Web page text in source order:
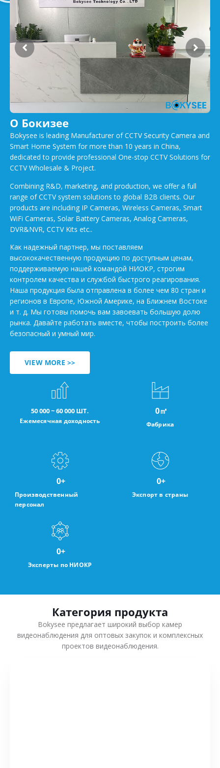
О Бокизее
Bokysee is leading Manufacturer of CCTV Security Camera and
Smart Home System for more than 10 years in China,
dedicated to provide professional One-stop CCTV Solutions for
CCTV Wholesale & Project.
Combining R&D, marketing, and production, we offer a full
range of CCTV system solutions to global B2B clients. Our
products are including IP Cameras, Wireless Cameras, Smart
WiFi Cameras, Solar Battery Cameras, Analog Cameras,
DVR&NVR, CCTV Kits etc..
Как надежный партнер, мы поставляем
высококачественную продукцию по доступным ценам,
поддерживаемую нашей командой НИОКР, строгим
контролем качества и службой быстрого реагирования.
Наша продукция была отправлена в более чем 80 стран и
регионов в Европе, Южной Америке, на Ближнем Востоке
и т. д. Мы готовы помочь вам завоевать большую долю
рынка. Давайте работать вместе, чтобы построить более
безопасный и умный мир.
VIEW MORE >>
50 000 ~ 60 000 ШТ.
Ежемесячная доходность Фабрика
0㎡
Производственный
персонал
0+
Экспорт в страны
0+
Эксперты по НИОКР
0+
Категория продукта
Bokysee предлагает широкий выбор камер
видеонаблюдения для оптовых закупок и комплексных
проектов видеонаблюдения.